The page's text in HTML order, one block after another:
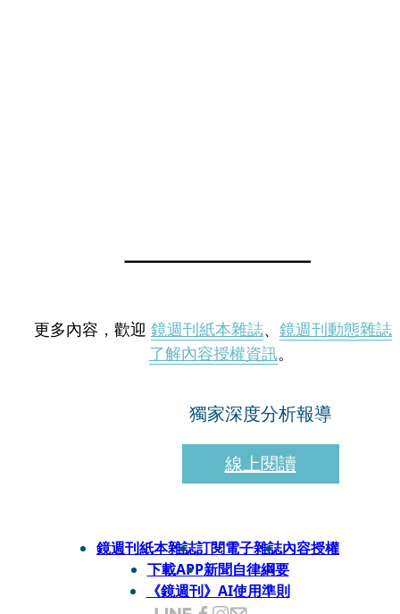
更多內容，歡迎 鏡週刊紙本雜誌、 鏡週刊動態雜誌
了解內容授權資訊。
獨家深度分析報導
線上閱讀
鏡週刊紙本雜誌訂閱電子雜誌內容授權
下載APP新聞自律綱要
《鏡週刊》AI使用準則